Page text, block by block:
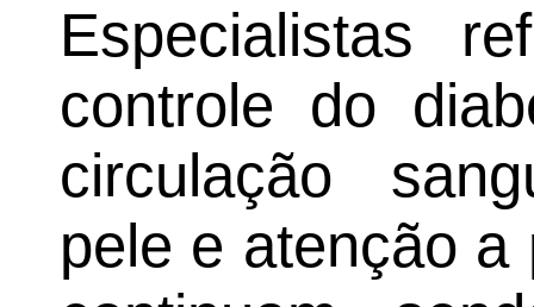
Especialistas
controle do
circulação
pele e atenção